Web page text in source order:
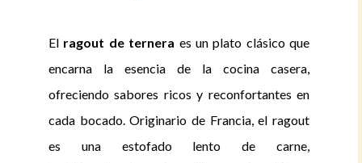
El ragout de ternera es un plato clásico que
encarna la esencia de la cocina casera,
ofreciendo sabores ricos y reconfortantes en
cada bocado. Originario de Francia, el ragout
es una estofado lento de carne,